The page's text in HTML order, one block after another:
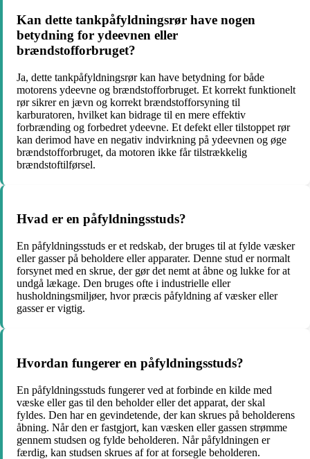
Kan dette tankpåfyldningsrør have nogen
betydning for ydeevnen eller
brændstofforbruget?
Ja, dette tankpåfyldningsrør kan have betydning for både
motorens ydeevne og brændstofforbruget. Et korrekt funktionelt
rør sikrer en jævn og korrekt brændstofforsyning til
karburatoren, hvilket kan bidrage til en mere effektiv
forbrænding og forbedret ydeevne. Et defekt eller tilstoppet rør
kan derimod have en negativ indvirkning på ydeevnen og øge
brændstofforbruget, da motoren ikke får tilstrækkelig
brændstoftilførsel.
Hvad er en påfyldningsstuds?
En påfyldningsstuds er et redskab, der bruges til at fylde væsker
eller gasser på beholdere eller apparater. Denne stud er normalt
forsynet med en skrue, der gør det nemt at åbne og lukke for at
undgå lækage. Den bruges ofte i industrielle eller
husholdningsmiljøer, hvor præcis påfyldning af væsker eller
gasser er vigtig.
Hvordan fungerer en påfyldningsstuds?
En påfyldningsstuds fungerer ved at forbinde en kilde med
væske eller gas til den beholder eller det apparat, der skal
fyldes. Den har en gevindetende, der kan skrues på beholderens
åbning. Når den er fastgjort, kan væsken eller gassen strømme
gennem studsen og fylde beholderen. Når påfyldningen er
færdig, kan studsen skrues af for at forsegle beholderen.